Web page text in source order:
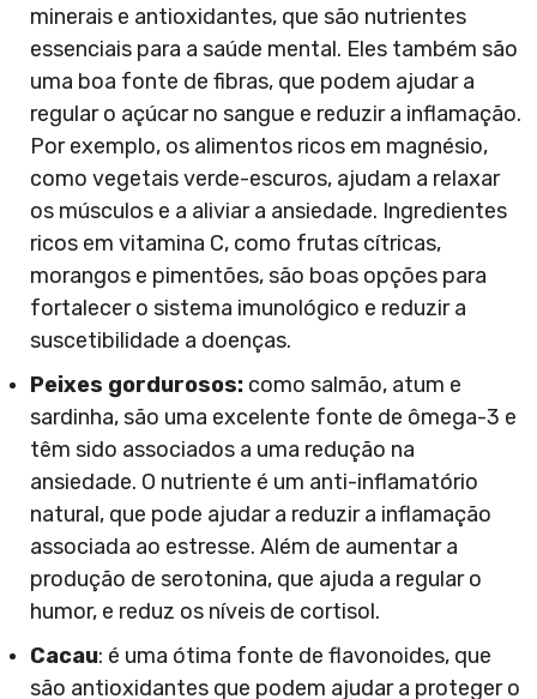
minerais e antioxidantes, que são nutrientes
essenciais para a saúde mental. Eles também são
uma boa fonte de fibras, que podem ajudar a
regular o açúcar no sangue e reduzir a inflamação.
Por exemplo, os alimentos ricos em magnésio,
como vegetais verde-escuros, ajudam a relaxar
os músculos e a aliviar a ansiedade. Ingredientes
ricos em vitamina C, como frutas cítricas,
morangos e pimentões, são boas opções para
fortalecer o sistema imunológico e reduzir a
suscetibilidade a doenças.
Peixes gordurosos: como salmão, atum e
sardinha, são uma excelente fonte de ômega-3 e
têm sido associados a uma redução na
ansiedade. O nutriente é um anti-inflamatório
natural, que pode ajudar a reduzir a inflamação
associada ao estresse. Além de aumentar a
produção de serotonina, que ajuda a regular o
humor, e reduz os níveis de cortisol.
Cacau: é uma ótima fonte de flavonoides, que
são antioxidantes que podem ajudar a proteger o